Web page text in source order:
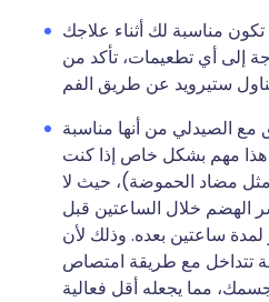
مناسبة لك أثناء علاجك
إلى أي تطعيمات، تأكد من
مع الصيدلي من أنها مناسبة
هذا مهم بشكل خاص إذا كنت
مضاد الحموضة)، حيث لا
الهضم خلال الساعتين قبل
لمدة ساعتين بعده. وذلك لأن
تتداخل مع طريقة امتصاص